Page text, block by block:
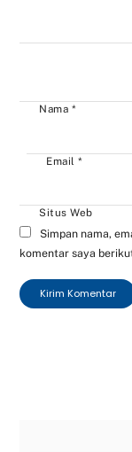
Nama *
Email*
Situs Web
Simpan nama,
komentar saya